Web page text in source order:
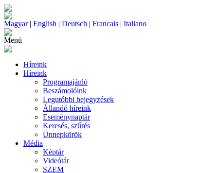
Magyar| English | Deutsch | Francais | Italiano
Menü
Híreink
Híreink
Programajánló
Beszámolóink
Legutóbbi bejegyzések
Állandó híreink
Eseménynaptár
Keresés, szűrés
Ünnepkörök
Média
Képtár
Videótár
SZEM